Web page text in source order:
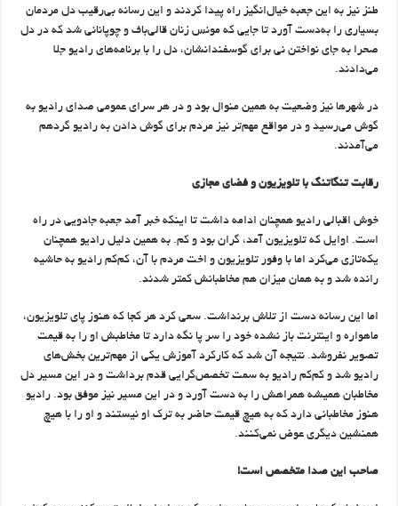
طنز نیز به این جعبه خیال‌انگیز راه پیدا کردند و این رسانه بی‌رقیب دل مردمان
بسیاری را به‌دست آورد تا جایی که مونس زنان قالی‌باف و چوپانانی شد که در دل
صحرا به جای نواختن نی برای گوسفندانشان، دل را با برنامه‌های رادیو جلا
می‌دادند.
در شهرها نیز وضعیت به همین منوال بود و در هر سرای عمومی صدای رادیو به
گوش می‌رسید و در مواقع مهم‌تر نیز مردم برای گوش دادن به رادیو گردهم
می‌آمدند.
رقابت تنگاتنگ با تلویزیون و فضای مجازی
خوش اقبالی رادیو همچنان ادامه داشت تا اینکه خبر آمد جعبه جادویی در راه
است. اوایل که تلویزیون آمد، گران بود و کم. به همین دلیل رادیو همچنان
یکه‌تازی می‌کرد اما با وفور تلویزیون و اخت مردم با آن، ‌کم‌کم رادیو به حاشیه
رانده شد و به همان میزان هم مخاطبانش کمتر شدند.
اما این رسانه دست از تلاش برنداشت. سعی کرد هر کجا که هنوز پای تلویزیون،
ماهواره و اینترنت باز نشده خود را سر پا نگه دارد تا مخاطبش او را به قیمت
تصویر نفروشد. نتیجه آن شد که کارکرد آموزش یکی از مهم‌ترین بخش‌های
رادیو شد و کم‌کم رادیو به سمت تخصص‌گرایی قدم برداشت و در این مسیر دل
مخاطبان همیشه همراهش را به دست آورد و در این مسیر نیز موفق بود. رادیو
هنوز مخاطبانی دارد که به هیچ قیمت حاضر به ترک او نیستند و او را با هیچ
همنشین دیگری عوض نمی‌کنند.
صاحب این صدا متخصص است!